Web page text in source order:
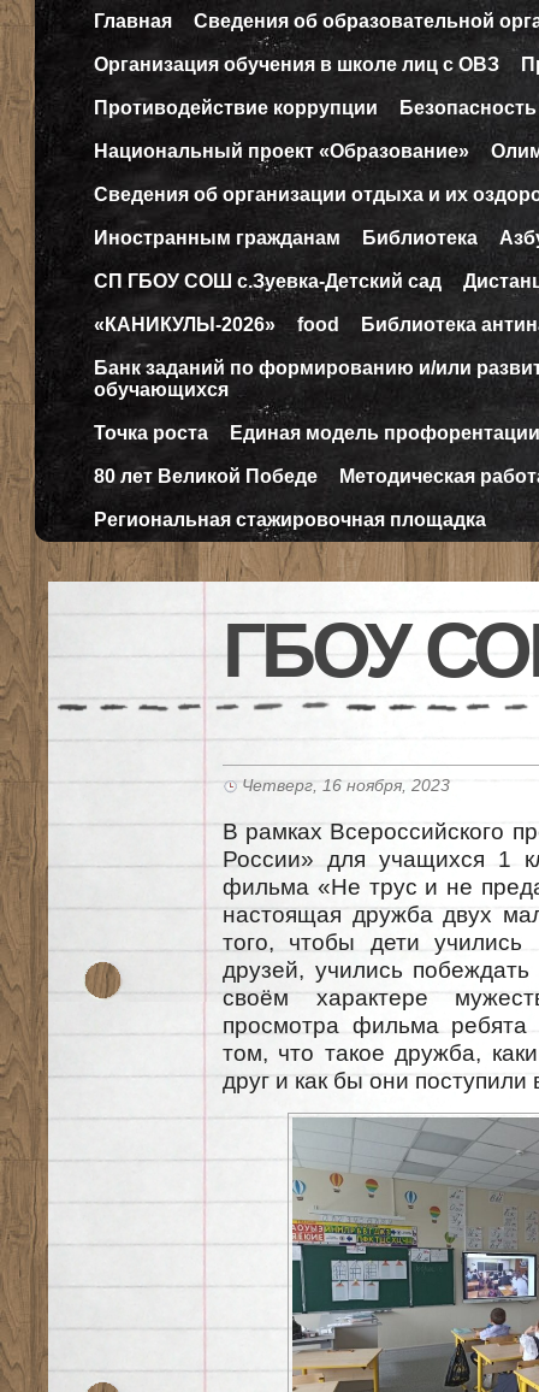
Главная Сведения об образовательной
Организация обучения в школе лиц с ОВЗ
Противодействие коррупции Безопасность
Национальный проект «Образование»
Сведения об организации отдыха и их
Иностранным гражданам Библиотека
СП ГБОУ СОШ с.Зуевка-Детский сад
«КАНИКУЛЫ-2026» food Библиотека
Банк заданий по формированию и/или
обучающихся
Точка роста Единая модель профорентации
80 лет Великой Победе Методическая
Региональная стажировочная площадка
ГБОУ
Четверг, 16 ноября, 2023
В рамках Всероссийского
России» для учащихся 1
фильма «Не трус и не
настоящая дружба двух
того, чтобы дети учились
друзей, учились
своём характере
просмотра фильма
том, что такое дружба,
друг и как бы они